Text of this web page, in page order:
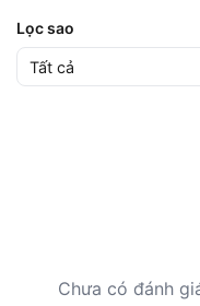
Lọc sao
Chưa có đánh